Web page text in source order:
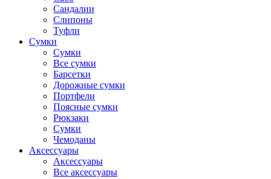
Сандалии
Слипоны
Туфли
Сумки
Сумки
Все сумки
Барсетки
Дорожные сумки
Портфели
Поясные сумки
Рюкзаки
Сумки
Чемоданы
Аксессуары
Аксессуары
Все аксессуары